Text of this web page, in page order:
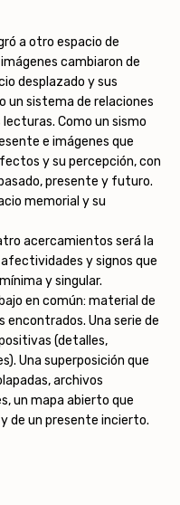
a otro espacio de
cambiaron de
desplazado y sus
un sistema de relaciones
Como un sismo
e imágenes que
y su percepción, con
presente y futuro.
memorial y su
acercamientos será la
y signos que
y singular.
en común: material de
Una serie de
(detalles,
Una superposición que
archivos
un mapa abierto que
de un presente incierto.